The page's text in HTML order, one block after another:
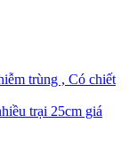
trùng , Có chiết
trại 25cm giá